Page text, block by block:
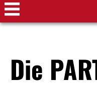
Die